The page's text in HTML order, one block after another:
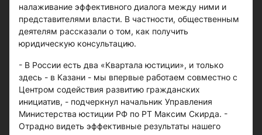
налаживание эффективного диалога между ними и
представителями власти. В частности, общественным
деятелям рассказали о том, как получить
юридическую консультацию.
- В России есть два «Квартала юстиции», и только
здесь - в Казани - мы впервые работаем совместно с
Центром содействия развитию гражданских
инициатив, - подчеркнул начальник Управления
Министерства юстиции РФ по РТ Максим Скирда. -
Отрадно видеть эффективные результаты нашего